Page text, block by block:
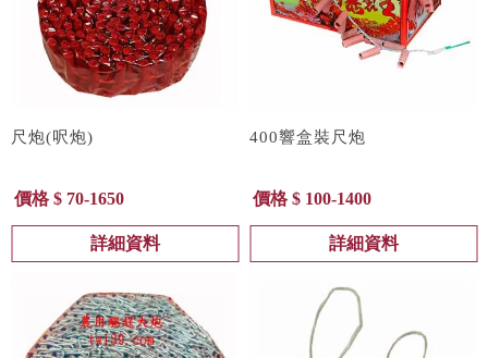
尺炮(呎炮)
價格 $ 70-1650
詳細資料
400響盒裝尺炮
價格 $ 100-1400
詳細資料